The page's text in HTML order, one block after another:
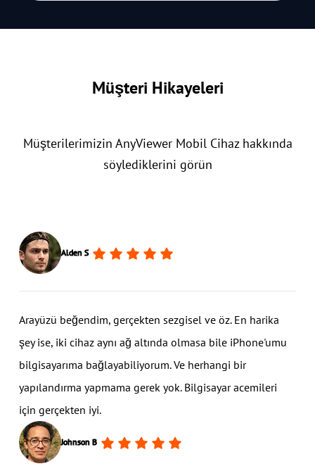
Müşteri Hikayeleri
Müşterilerimizin AnyViewer Mobil Cihaz hakkında
söylediklerini görün
Alden S
Arayüzü beğendim, gerçekten sezgisel ve öz. En harika
şey ise, iki cihaz aynı ağ altında olmasa bile iPhone'umu
bilgisayarıma bağlayabiliyorum. Ve herhangi bir
yapılandırma yapmama gerek yok. Bilgisayar acemileri
için gerçekten iyi.
Johnson B